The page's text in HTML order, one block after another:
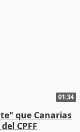
01:34
que Canarias
CPFF